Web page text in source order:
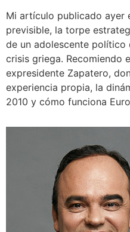
Mi artículo publicado ayer
previsible, la torpe
de un adolescente político
crisis griega. Recomiendo
expresidente Zapatero,
experiencia propia, la
2010 y cómo funciona